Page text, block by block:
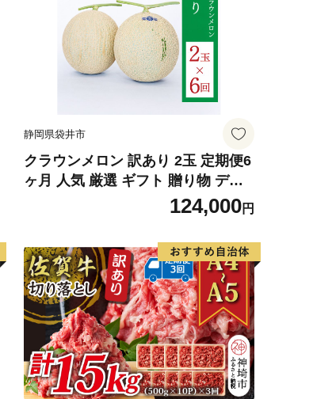
静岡県袋井市
クラウンメロン 訳あり 2玉 定期便6
ヶ月 人気 厳選 ギフト 贈り物 デザ
ート グルメ 果物 袋井市 果物類 メ
124,000円